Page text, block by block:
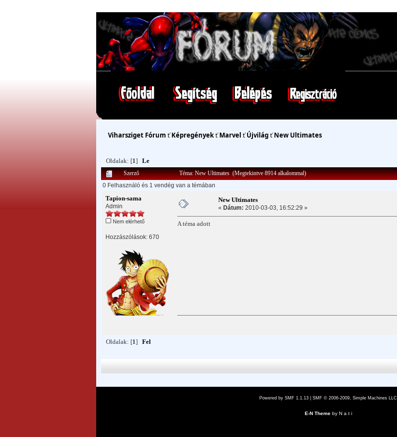
Viharsziget Fórum ťKépregényekťMarvel ťÚjvilágťNew Ultimates
Oldalak: [1] Le
Szerző
Téma: New Ultimates (Megtekintve 8914 alkalommal)
0 Felhasználó és 1 vendég van a témában
Tapion-sama
Admin
Nem elérhető
Hozzászólások: 670
New Ultimates
« Dátum: 2010-03-03, 16:52:29 »
A téma adott
Oldalak: [1] Fel
Powered by SMF 1.1.13 SMF © 2006-2009, Simple Machines LLC
E-N Themeby N a t i